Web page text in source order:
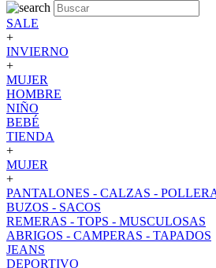
SALE
+
INVIERNO
+
MUJER
HOMBRE
NIÑO
BEBÉ
TIENDA
+
MUJER
+
PANTALONES - CALZAS -
BUZOS - SACOS
REMERAS - TOPS - MUSCULOSAS
ABRIGOS - CAMPERAS - TAPADOS
JEANS
DEPORTIVO